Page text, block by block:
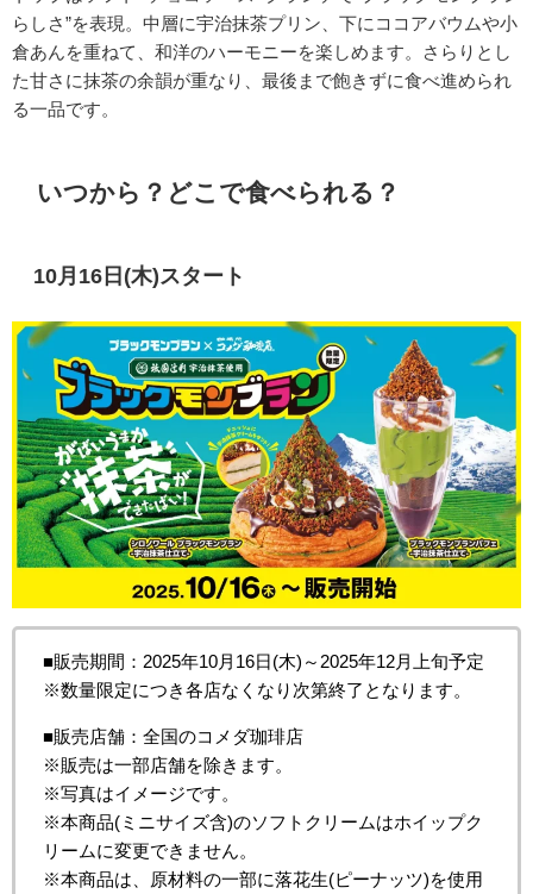
らしさ”を表現。中層に宇治抹茶プリン、下にココアバウムや小
倉あんを重ねて、和洋のハーモニーを楽しめます。さらりとし
た甘さに抹茶の余韻が重なり、最後まで飽きずに食べ進められ
る一品です。
いつから？どこで食べられる？
10月16日(木)スタート
■販売期間：2025年10月16日(木)～2025年12月上旬予定
※数量限定につき各店なくなり次第終了となります。
■販売店舗：全国のコメダ珈琲店
※販売は一部店舗を除きます。
※写真はイメージです。
※本商品(ミニサイズ含)のソフトクリームはホイップク
リームに変更できません。
※本商品は、原材料の一部に落花生(ピーナッツ)を使用